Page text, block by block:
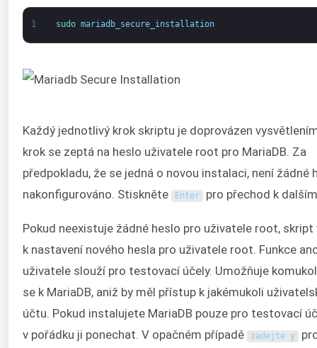
1 sudo mariadb_secure_installation
Každý jednotlivý krok skriptu je doprovázen
krok se zeptá na heslo uživatele root pro MariaDB. Za
předpokladu, že se jedná o novou instalaci, není žádné
nakonfigurováno. Stiskněte
Enter pro přechod k
Pokud neexistuje žádné heslo pro uživatele root, skript
k nastavení nového hesla pro uživatele root. Funkce
uživatele slouží pro testovací účely. Umožňuje
se k MariaDB, aniž by měl přístup k jakémukoli
účtu. Pokud instalujete MariaDB pouze pro testovací
v pořádku ji ponechat. V opačném případě
zadejte y